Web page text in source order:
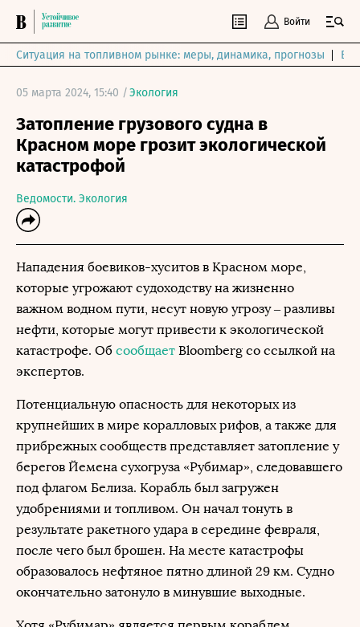
Войти
Ситуация на топливном рынке: меры, динамика, прогнозы
05 марта 2024, 15:40 /Экология
Затопление грузового судна в
Красном море грозит экологической
катастрофой
Ведомости. Экология
Нападения боевиков-хуситов в Красном море,
которые угрожают судоходству на жизненно
важном водном пути, несут новую угрозу – разливы
нефти, которые могут привести к экологической
катастрофе. Об сообщает Bloomberg со ссылкой на
экспертов.
Потенциальную опасность для некоторых из
крупнейших в мире коралловых рифов, а также для
прибрежных сообществ представляет затопление у
берегов Йемена сухогруза «Рубимар», следовавшего
под флагом Белиза. Корабль был загружен
удобрениями и топливом. Он начал тонуть в
результате ракетного удара в середине февраля,
после чего был брошен. На месте катастрофы
образовалось нефтяное пятно длиной 29 км. Судно
окончательно затонуло в минувшие выходные.